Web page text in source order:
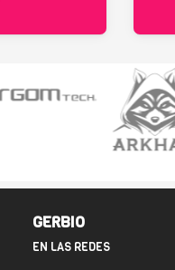
GERBIO
EN LAS REDES